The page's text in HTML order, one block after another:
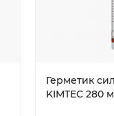
Герметик
KIMTEC 280